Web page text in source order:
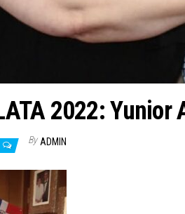
2022: Yunior
By ADMIN